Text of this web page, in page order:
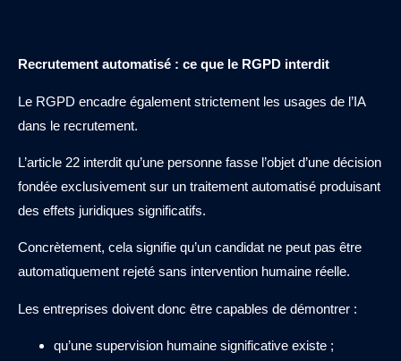
Recrutement automatisé : ce que le RGPD interdit
Le RGPD encadre également strictement les usages de l’IA
dans le recrutement.
L’article 22 interdit qu’une personne fasse l’objet d’une décision
fondée exclusivement sur un traitement automatisé produisant
des effets juridiques significatifs.
Concrètement, cela signifie qu’un candidat ne peut pas être
automatiquement rejeté sans intervention humaine réelle.
Les entreprises doivent donc être capables de démontrer :
qu’une supervision humaine significative existe ;